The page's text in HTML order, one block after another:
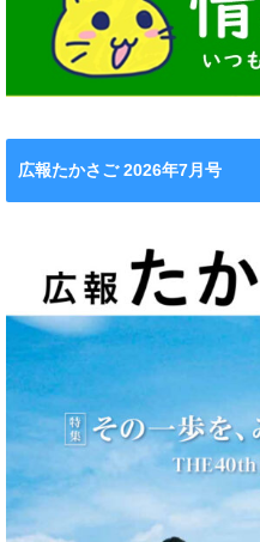
広報たかさご 2026年7月号